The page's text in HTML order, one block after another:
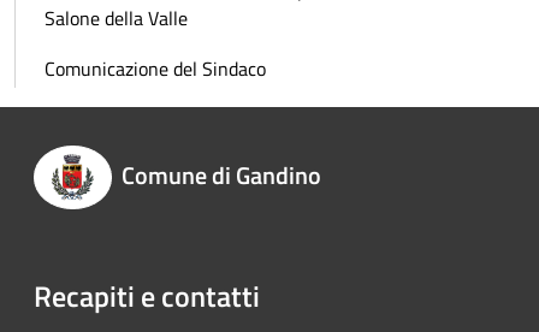
Salone della Valle
Comunicazione del Sindaco
Comune di Gandino
Recapiti e contatti